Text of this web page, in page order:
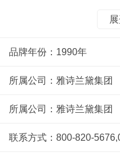
兰或是让人温馨暖暖的姜
品集团雅诗兰黛集团，品
品牌年份：1990年
所属公司：雅诗兰黛集团
所属公司：雅诗兰黛集团
联系方式：800-820-